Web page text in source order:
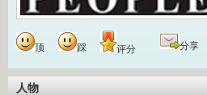
顶 踩 评分 分享
人物